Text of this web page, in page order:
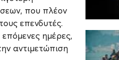
που πλέον
επενδυτές.
επόμενες ημέρες,
αντιμετώπιση